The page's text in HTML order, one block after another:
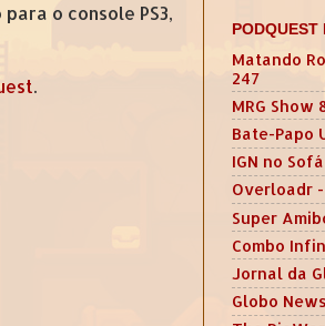
o console PS3,
.
PODQUEST
Matando
247
MRG Show
Bate-Papo
IGN no Sofá
Overloadr
Super
Combo
Jornal da
Globo